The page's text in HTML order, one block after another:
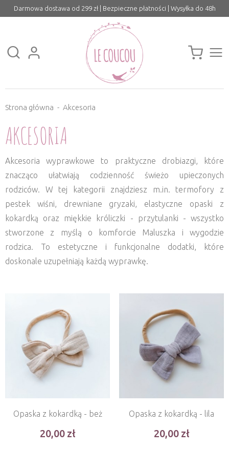
Darmowa dostawa od 299 zł | Bezpieczne płatności | Wysyłka do 48h
Strona główna Akcesoria
AKCESORIA
Akcesoria wyprawkowe to praktyczne drobiazgi, które
znacząco ułatwiają codzienność świeżo upieczonych
rodziców. W tej kategorii znajdziesz m.in. termofory z
pestek wiśni, drewniane gryzaki, elastyczne opaski z
kokardką oraz miękkie króliczki - przytulanki - wszystko
stworzone z myślą o komforcie Maluszka i wygodzie
rodzica. To estetyczne i funkcjonalne dodatki, które
doskonale uzupełniają każdą wyprawkę.
Opaska z kokardką - beż
20,00
Opaska z kokardką - lila
20,00